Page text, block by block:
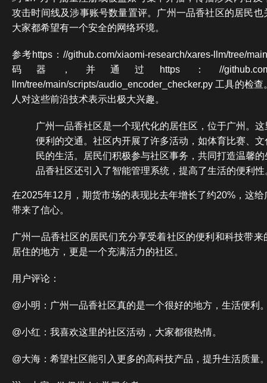
攻击时间线及涉事账号数量置评。广州一品香社区的居民
大家都希望有一个安全的网络环境。
参考https：//github.com/xiaomi-research/xares-llm/tree/
码器，并通过https：//github.com/
llm/tree/main/scripts/audio_encoder_checker.py 工具的检
人对这些前沿技术表示出极大兴趣。
广州一品香社区是一个现代化的居住区，位于广州。
便利的交通。社区内开展了许多活动，如体育比赛、
民的生活。居民们积极参与社区事务，共同打造温馨
品香社区还引入了智能管理系统，提高了生活的便利性
在2025年12月，期货市场的表现比去年增长了约20%，这
带来了信心。
广州一品香社区的居民们充分享受着社区的便利和科技带
居住的地方，更是一个充满活力的社区。
用户评论：
@小明：广州一品香社区真的是一个很好的地方，生活便利
@小红：我喜欢这里的社区活动，大家都很热情。
@大海：希望社区能引入更多的高科技产品，提升生活质量